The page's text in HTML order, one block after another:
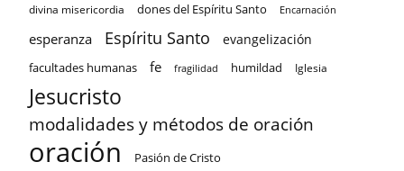
divina misericordia dones del Espíritu Santo Encarnación
esperanza Espíritu Santo evangelización
facultades humanas fe fragilidad humildad Iglesia
Jesucristo
modalidades y métodos de oración
oración Pasión de Cristo